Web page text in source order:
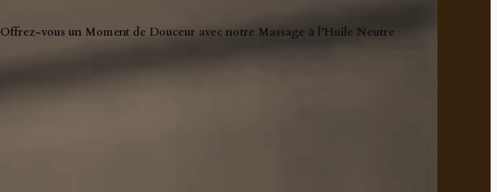
Offrez-vous un Moment de Douceur avec notre Massage à l’Huile Neutre